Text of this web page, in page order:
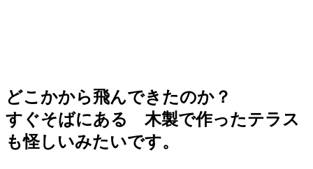
どこかから飛んできたのか？
すぐそばにある 木製で作ったテラス
も怪しいみたいです。